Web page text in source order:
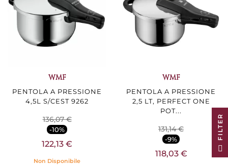
WMF
PENTOLA A PRESSIONE
4,5L S/CEST 9262
136,07 €
-10%
122,13 €
Non Disponibile
WMF
PENTOLA A PRESSIONE
2,5 LT, PERFECT ONE
POT...
131,14 €
-9%
118,03 €
R